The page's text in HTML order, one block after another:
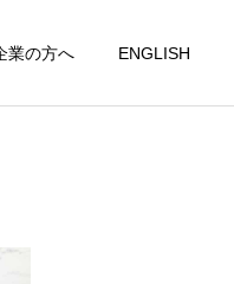
業の方へ ENGLISH